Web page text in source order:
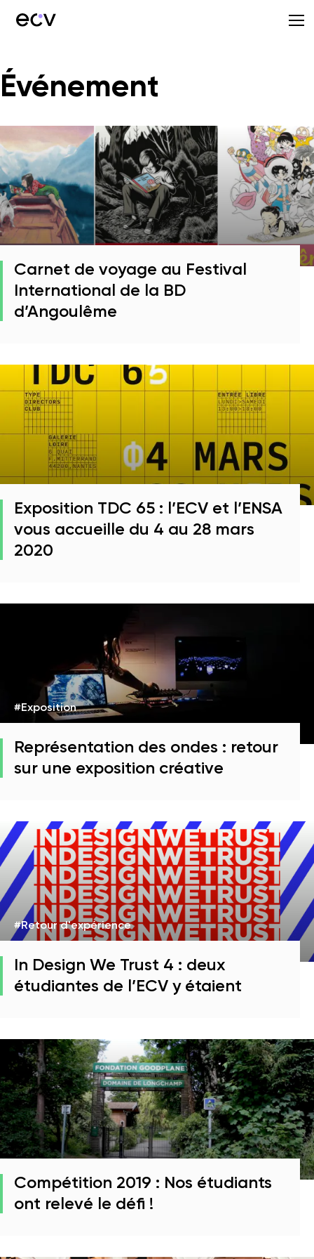
Événement
Carnet de voyage au Festival
International de la BD
d’Angoulême
Exposition TDC 65 : l’ECV et l’ENSA
vous accueille du 4 au 28 mars
2020
#Exposition
Représentation des ondes : retour
sur une exposition créative
#Retour d'expérience
In Design We Trust 4 : deux
étudiantes de l’ECV y étaient
Compétition 2019 : Nos étudiants
ont relevé le défi !